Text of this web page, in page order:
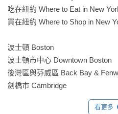
吃在紐約 Where to Eat in New
買在紐約 Where to Shop in New
波士頓 Boston
波士頓市中心 Downtown Boston
後灣區與芬威區 Back Bay &
劍橋市 Cambridge
吃在波士頓 Where to Eat in
看更多